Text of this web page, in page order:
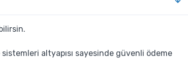
altyapısı sayesinde güvenli ödeme